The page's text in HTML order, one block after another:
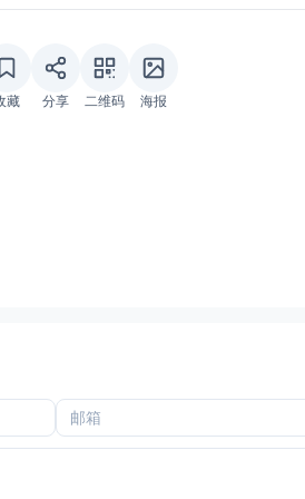
藏 分享 二维码 海报